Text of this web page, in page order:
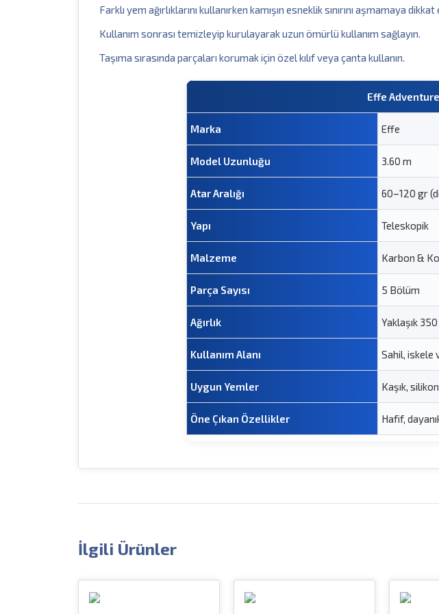
Farklı yem ağırlıklarını kullanırken kamışın esneklik sınırını aşmamaya dikkat
Kullanım sonrası temizleyip kurulayarak uzun ömürlü kullanım sağlayın.
Taşıma sırasında parçaları korumak için özel kılıf veya çanta kullanın.
Effe
Marka Effe
Model Uzunluğu 3.60 m
Atar Aralığı 60–120 gr
Yapı Teleskopik
Malzeme Karbon &
Parça Sayısı 5 Bölüm
Ağırlık Yaklaşık
Kullanım Alanı Sahil, iskele
Uygun Yemler Kaşık,
Öne Çıkan Özellikler Hafif,
İlgili Ürünler